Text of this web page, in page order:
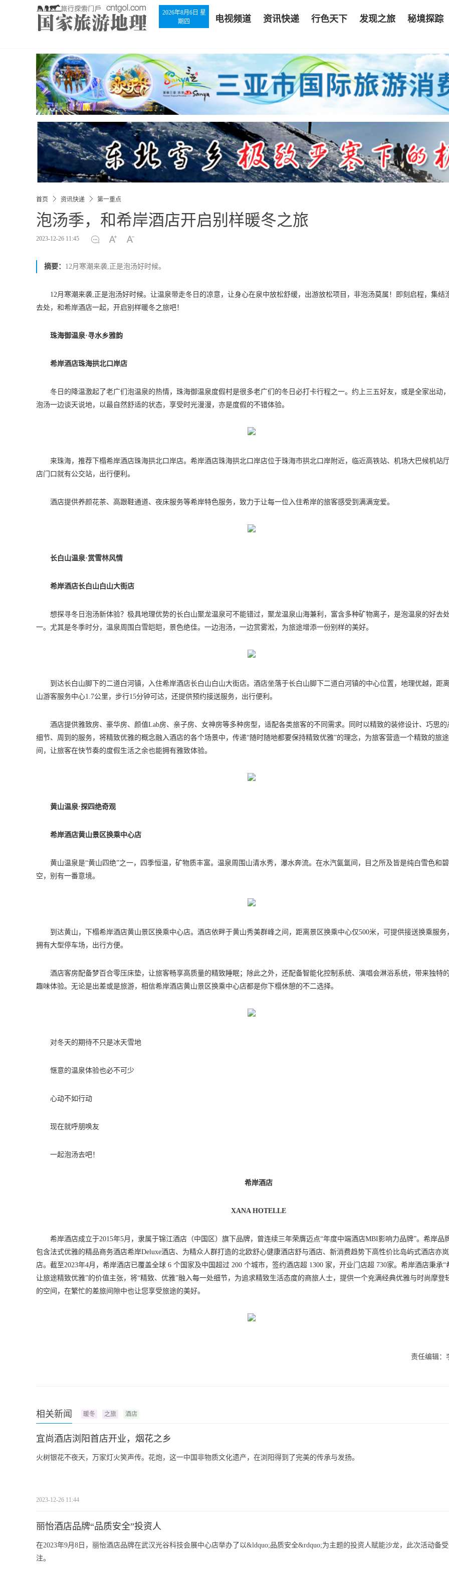
2026年8月6日 星
期四
电视频道 资讯快递 行色天下 发现之旅 秘境探踪
首页 资讯快递 第一重点
泡汤季，和希岸酒店开启别样暖冬之旅
2023-12-26 11:45
摘要： 12月寒潮来袭,正是泡汤好时候。
12月寒潮来袭,正是泡汤好时候。让温泉带走冬日的凉意，让身心在泉中放松舒缓，出游放松项目，非泡汤莫属！即刻启程，集结
去处，和希岸酒店一起，开启别样暖冬之旅吧！
珠海御温泉·寻水乡雅韵
希岸酒店珠海拱北口岸店
冬日的降温激起了老广们泡温泉的热情，珠海御温泉度假村是很多老广们的冬日必打卡行程之一。约上三五好友，或是全家出动
泡汤一边谈天说地，以最自然舒适的状态，享受时光漫漫，亦是度假的不错体验。
来珠海，推荐下榻希岸酒店珠海拱北口岸店。希岸酒店珠海拱北口岸店位于珠海市拱北口岸附近，临近高铁站、机场大巴候机站
店门口就有公交站，出行便利。
酒店提供养颜花茶、高跟鞋通道、夜床服务等希岸特色服务，致力于让每一位入住希岸的旅客感受到满满宠爱。
长白山温泉·赏雪林风情
希岸酒店长白山白山大街店
想探寻冬日泡汤新体验？极具地理优势的长白山聚龙温泉可不能错过，聚龙温泉山海兼利，富含多种矿物离子，是泡温泉的好去
一。尤其是冬季时分，温泉周围白雪皑皑，景色绝佳。一边泡汤，一边赏雾淞，为旅途增添一份别样的美好。
到达长白山脚下的二道白河镇，入住希岸酒店长白山白山大街店。酒店坐落于长白山脚下二道白河镇的中心位置，地理优越，距
山游客服务中心1.7公里，步行15分钟可达，还提供预约接送服务，出行便利。
酒店提供雅致房、豪华房、颜值Lab房、亲子房、女神房等多种房型，适配各类旅客的不同需求。同时以精致的装修设计、巧思的
细节、周到的服务，将精致优雅的概念融入酒店的各个场景中，传递“随时随地都要保持精致优雅”的理念，为旅客营造一个精致的旅
间，让旅客在快节奏的度假生活之余也能拥有雅致体验。
黄山温泉·探四绝奇观
希岸酒店黄山景区换乘中心店
黄山温泉是“黄山四绝”之一，四季恒温，矿物质丰富。温泉周围山清水秀，瀑水奔流。在水汽氤氲间，目之所及皆是纯白雪色和
空，别有一番意境。
到达黄山，下榻希岸酒店黄山景区换乘中心店。酒店依畔于黄山秀美群峰之间，距离景区换乘中心仅500米，可提供接送换乘服务
拥有大型停车场，出行方便。
酒店客房配备梦百合零压床垫，让旅客畅享高质量的精致睡眠；除此之外，还配备智能化控制系统、演唱会淋浴系统，带来独特
趣味体验。无论是出差或是旅游，相信希岸酒店黄山景区换乘中心店都是你下榻休憩的不二选择。
对冬天的期待不只是冰天雪地
惬意的温泉体验也必不可少
心动不如行动
现在就呼朋唤友
一起泡汤去吧！
希岸酒店
XANA HOTELLE
希岸酒店成立于2015年5月，隶属于锦江酒店（中国区）旗下品牌，曾连续三年荣膺迈点“年度中端酒店MBI影响力品牌”。希岸品
包含法式优雅的精品商务酒店希岸Deluxe酒店、为精众人群打造的北欧舒心健康酒店舒与酒店、新消费趋势下高性价比岛屿式酒店亦
店。截至2023年4月，希岸酒店已覆盖全球 6 个国家及中国超过 200 个城市，签约酒店超 1300 家，开业门店超 730家。希岸酒店秉承“
让旅途精致优雅”的价值主张，将“精致、优雅”融入每一处细节，为追求精致生活态度的商旅人士，提供一个充满经典优雅与时尚摩登
的空间，在繁忙的差旅间隙中也让您享受旅途的美好。
责任编辑：
相关新闻 暖冬 之旅 酒店
宜尚酒店浏阳首店开业，烟花之乡
火树银花不夜天，万家灯火笑声传。花炮，这一中国非物质文化遗产，在浏阳得到了完美的传承与发扬。
2023-12-26 11:44
丽怡酒店品牌“品质安全”投资人
在2023年9月8日，丽怡酒店品牌在武汉光谷科技会展中心店举办了以&ldquo;品质安全&rdquo;为主题的投资人赋能沙龙，此次活动备
注。